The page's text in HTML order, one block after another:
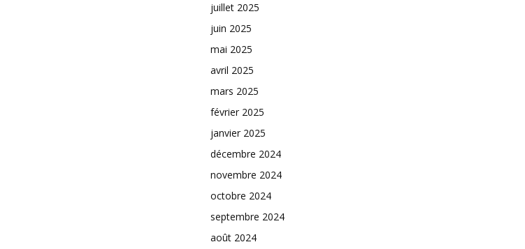
juillet 2025
juin 2025
mai 2025
avril 2025
mars 2025
février 2025
janvier 2025
décembre 2024
novembre 2024
octobre 2024
septembre 2024
août 2024